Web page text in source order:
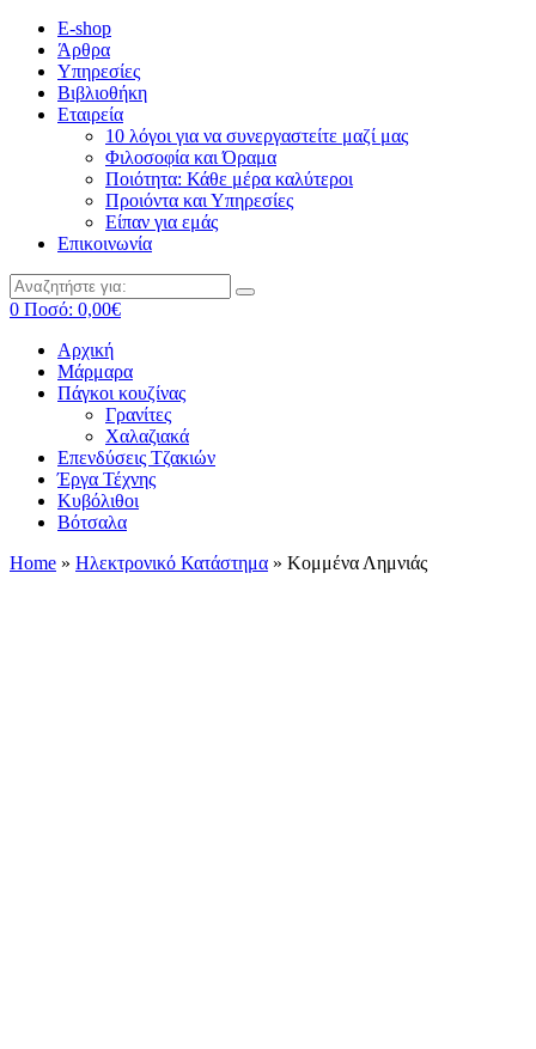
E-shop
Άρθρα
Υπηρεσίες
Βιβλιοθήκη
Εταιρεία
10 λόγοι για να συνεργαστείτε μαζί μας
Φιλοσοφία και Όραμα
Ποιότητα: Κάθε μέρα καλύτεροι
Προιόντα και Υπηρεσίες
Είπαν για εμάς
Επικοινωνία
0 Ποσό: 0,00€
Αρχική
Μάρμαρα
Πάγκοι κουζίνας
Γρανίτες
Χαλαζιακά
Επενδύσεις Τζακιών
Έργα Τέχνης
Κυβόλιθοι
Βότσαλα
Home » Ηλεκτρονικό Κατάστημα » Κομμένα Λημνιάς